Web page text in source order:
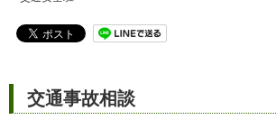
交通事故相談